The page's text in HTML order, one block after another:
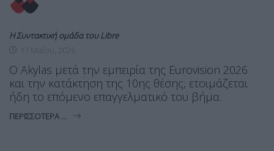
Η Συντακτική ομάδα του Libre
Ο Akylas μετά την εμπειρία της Eurovision 2026
και την κατάκτηση της 10ης θέσης, ετοιμάζεται
ήδη το επόμενο επαγγελματικό του βήμα.
ΠΕΡΙΣΣΌΤΕΡΑ ...